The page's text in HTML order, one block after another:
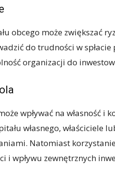
obcego może zwiększać
do trudności w spłacie
organizacji do
wpływać na własność i
własnego, właściciele
Natomiast
i wpływu zewnętrznych